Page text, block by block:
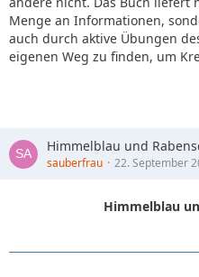
Menge an Informationen,
auch durch aktive Übungen
eigenen Weg zu finden, um
Himmelblau und
sauberfrau 22. September
Himmelblau